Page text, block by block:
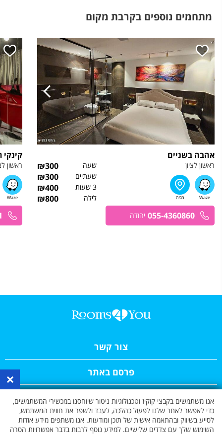
מתחמים נוספים בקרבת מקום
אהבה בשניים
ראשון לציון שעה ₪300
שעתיים ₪300
3 שעות ₪400
לילה ₪800
055-4360860 יהודה
קינקי
ראשון
צור קשר
פרסם באתר
תקנון האתר
כתבות
×
אנו משתמשים בקבצי קוקיז וטכנולוגיות ניטור שיוחסנו במכשירי המשתמשים,
כדי לאפשר לאתר שלנו לפעול כהלכה, לעבד ולשפר את חווית המשתמש,
לסייע בשיווק ובהתאמה אישית של תוכן ומודעות. אנו משתפים מידע אודות
השימוש שלך עם צדדים שלישיים. למידע נוסף לרבות בדבר אפשרויות הסרה